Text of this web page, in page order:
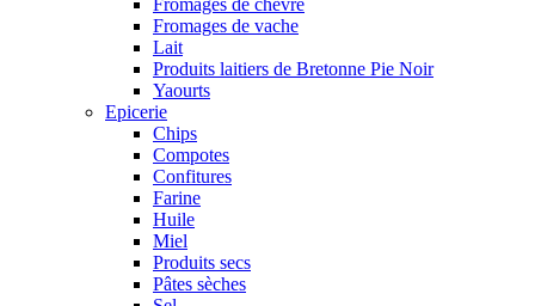
Fromages de chèvre
Fromages de vache
Lait
Produits laitiers de Bretonne Pie Noir
Yaourts
Epicerie
Chips
Compotes
Confitures
Farine
Huile
Miel
Produits secs
Pâtes sèches